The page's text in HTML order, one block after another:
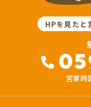
HPを見たと
営業時